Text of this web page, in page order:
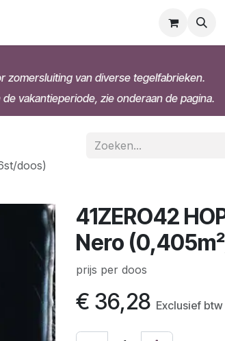
zomersluiting van diverse tegelfabrieken.
vakantieperiode, zie onderaan de pagina.
doos)
41ZERO42
Nero
prijs per doos
€ 36,28 Exclusief btw